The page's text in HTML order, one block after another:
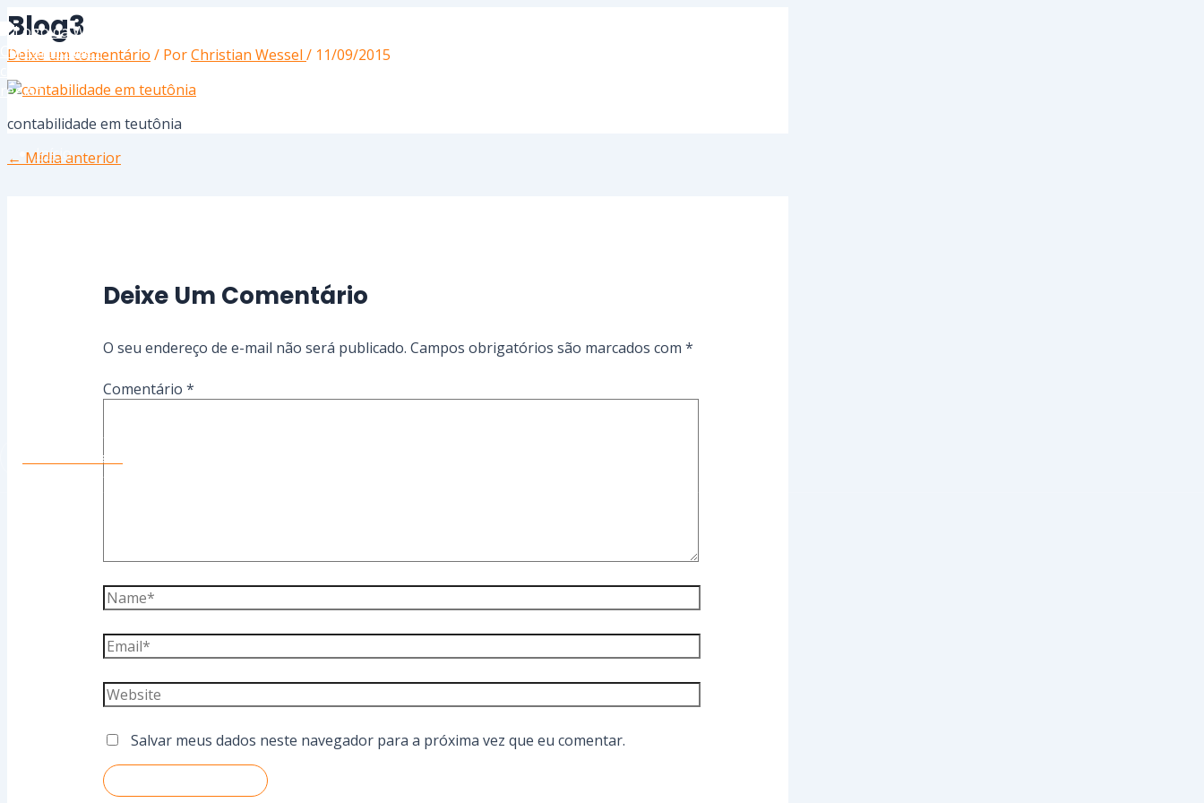
para
o
conteúdo
Início
Conte Conosco
Blog3
Deixe um comentário / PorChristian Wessel / 11/09/2015
contabilidade em teutônia
← Mídia anterior
Deixe Um Comentário
O seu endereço de e-mail não será publicado. Campos obrigatórios são marcados com *
Comentário *
Salvar meus dados neste navegador para a próxima vez que eu comentar.